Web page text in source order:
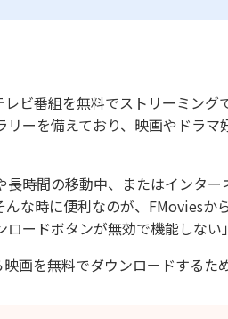
ビ番組を無料でストリーミン
リーを備えており、映画やドラ
長時間の移動中、またはインタ
んな時に便利なのが、FMovies
ロードボタンが無効で機能しない
画を無料でダウンロードするた